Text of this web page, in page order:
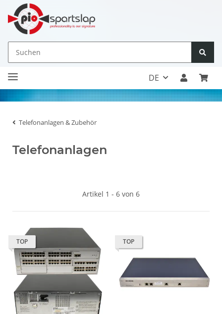
DE
Telefonanlagen & Zubehör
Telefonanlagen
Artikel 1 - 6 von 6
TOP TOP